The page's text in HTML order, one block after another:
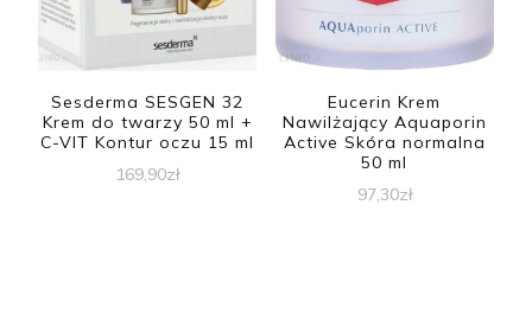
Sesderma SESGEN 32
Krem do twarzy 50 ml +
C-VIT Kontur oczu 15 ml
169,90zł
Eucerin Krem
Nawilżający Aquaporin
Active Skóra normalna
50 ml
97,30zł